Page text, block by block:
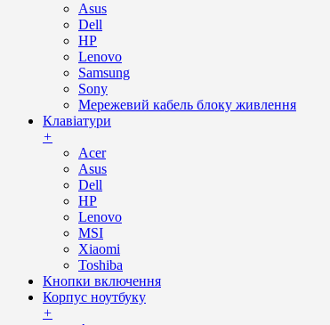
Asus
Dell
HP
Lenovo
Samsung
Sony
Мережевий кабель блоку живлення
Клавіатури
+
Acer
Asus
Dell
HP
Lenovo
MSI
Xiaomi
Toshiba
Кнопки включення
Корпус ноутбуку
+